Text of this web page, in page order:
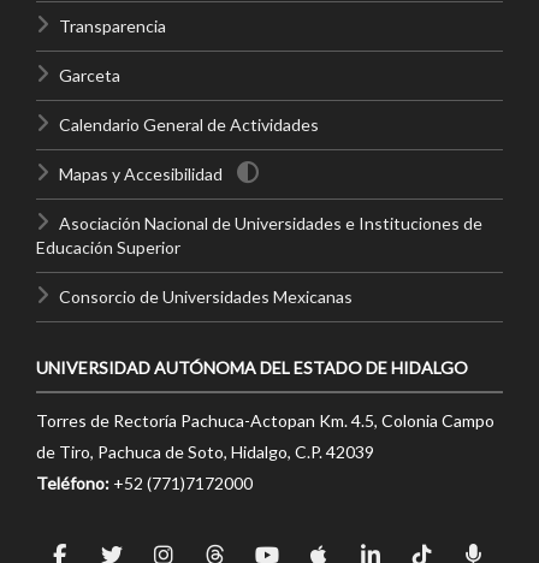
Transparencia
Garceta
Calendario General de Actividades
Mapas y Accesibilidad
Asociación Nacional de Universidades e Instituciones de
Educación Superior
Consorcio de Universidades Mexicanas
UNIVERSIDAD AUTÓNOMA DEL ESTADO DE HIDALGO
Torres de Rectoría Pachuca-Actopan Km. 4.5, Colonia Campo
de Tiro, Pachuca de Soto, Hidalgo, C.P. 42039
Teléfono: +52 (771)7172000